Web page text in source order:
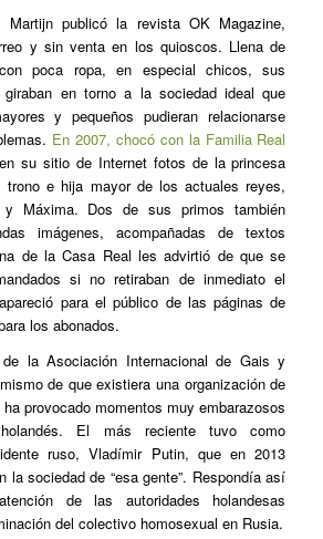
Martijn publicó la revistaOK Magazine,
y sin venta en los quioscos. Llena de
poca ropa, en especial chicos, sus
en torno a la sociedad ideal que
y pequeños pudieran relacionarse
En 2007, chocó con la Familia Real
su sitio de Internet fotos de la princesa
trono e hija mayor de los actuales reyes,
y Máxima. Dos de sus primos también
imágenes, acompañadas de textos
de la Casa Real les advirtió de que se
si no retiraban de inmediato el
para el público de las páginas de
los abonados.
la Asociación Internacional de Gais y
de que existiera una organización de
provocado momentos muy embarazosos
El más reciente tuvo como
ruso, Vladímir Putin, que en 2013
la sociedad de “esa gente”. Respondía así
de las autoridades holandesas
del colectivo homosexual en Rusia.